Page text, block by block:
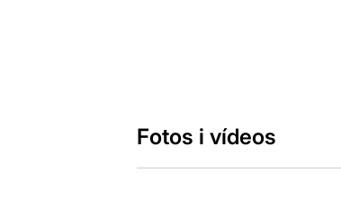
Fotos i vídeos